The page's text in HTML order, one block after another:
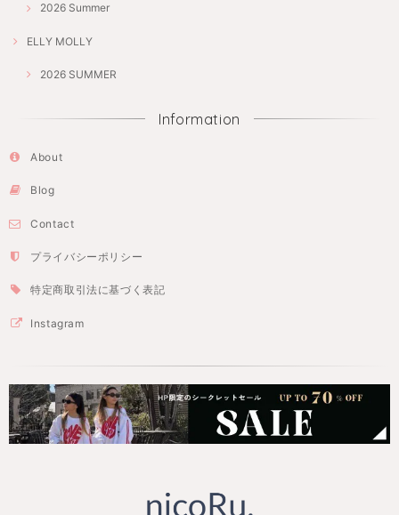
2026 Summer
ELLY MOLLY
2026 SUMMER
Information
About
Blog
Contact
プライバシーポリシー
特定商取引法に基づく表記
Instagram